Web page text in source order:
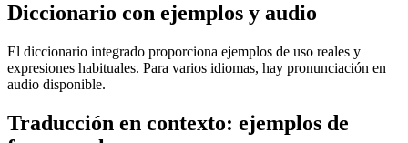
Diccionario con ejemplos y audio
El diccionario integrado proporciona ejemplos de uso reales y
expresiones habituales. Para varios idiomas, hay pronunciación en
audio disponible.
Traducción en contexto: ejemplos de